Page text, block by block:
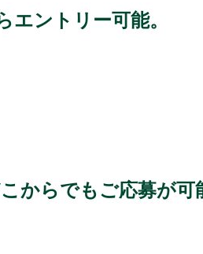
ントリー可能。
からでもご応募が可